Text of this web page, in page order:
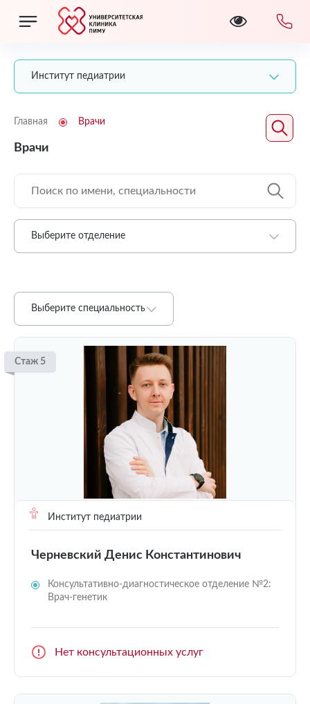
Институт педиатрии
Главная Врачи
Врачи
Выберите отделение
Выберите специальность
Стаж 5
Институт педиатрии
Черневский Денис Константинович
Консультативно-диагностическое отделение №2:
Врач-генетик
Нет консультационных услуг